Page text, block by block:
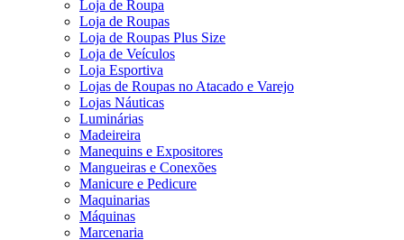
Loja de Roupa
Loja de Roupas
Loja de Roupas Plus Size
Loja de Veículos
Loja Esportiva
Lojas de Roupas no Atacado e Varejo
Lojas Náuticas
Luminárias
Madeireira
Manequins e Expositores
Mangueiras e Conexões
Manicure e Pedicure
Maquinarias
Máquinas
Marcenaria